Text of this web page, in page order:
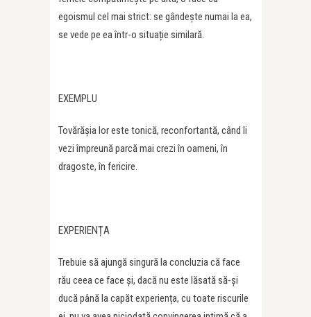
egoismul cel mai strict: se gândește numai la ea,
se vede pe ea într-o situație similară.
EXEMPLU
Tovărășia lor este tonică, reconfortantă, când îi
vezi împreună parcă mai crezi în oameni, în
dragoste, în fericire.
EXPERIENȚA
Trebuie să ajungă singură la concluzia că face
rău ceea ce face și, dacă nu este lăsată să-și
ducă până la capăt experiența, cu toate riscurile